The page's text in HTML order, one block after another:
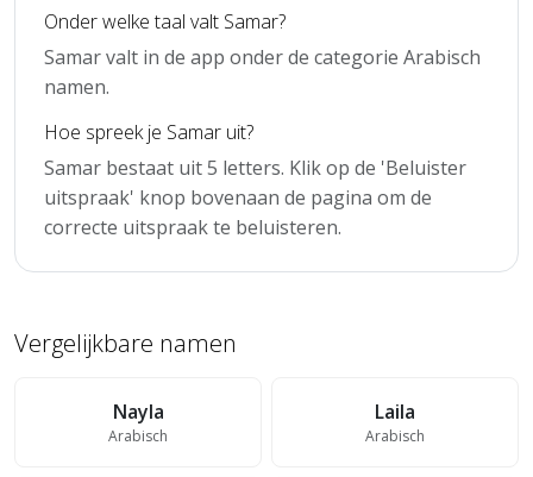
Onder welke taal valt Samar?
Samar valt in de app onder de categorie Arabisch
namen.
Hoe spreek je Samar uit?
Samar bestaat uit 5 letters. Klik op de 'Beluister
uitspraak' knop bovenaan de pagina om de
correcte uitspraak te beluisteren.
Vergelijkbare namen
Nayla
Arabisch
Laila
Arabisch